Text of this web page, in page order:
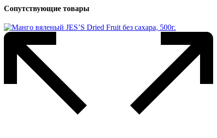
Сопутствующие товары